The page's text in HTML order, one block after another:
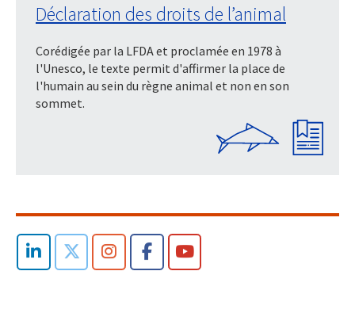
Déclaration des droits de l’animal
Corédigée par la LFDA et proclamée en 1978 à
l'Unesco, le texte permit d'affirmer la place de
l'humain au sein du règne animal et non en son
sommet.